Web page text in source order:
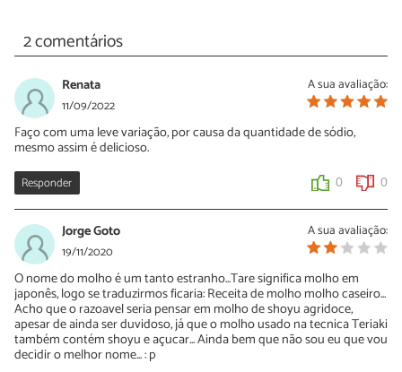
2 comentários
A sua avaliação:
Renata
11/09/2022
Faço com uma leve variação, por causa da quantidade de sódio,
mesmo assim é delicioso.
Responder 0 0
A sua avaliação:
Jorge Goto
19/11/2020
O nome do molho é um tanto estranho...Tare significa molho em
japonês, logo se traduzirmos ficaria: Receita de molho molho caseiro...
Acho que o razoavel seria pensar em molho de shoyu agridoce,
apesar de ainda ser duvidoso, já que o molho usado na tecnica Teriaki
também contém shoyu e açucar... Ainda bem que não sou eu que vou
decidir o melhor nome... : p